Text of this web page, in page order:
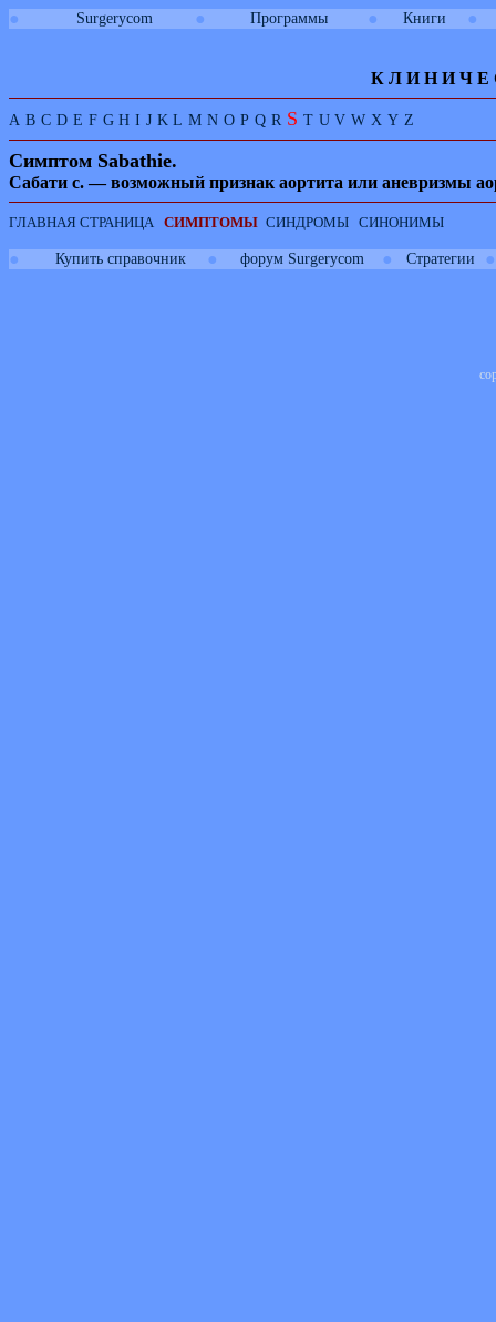
● Surgerycom ● Программы ● Книги ●
К Л И Н И Ч Е
A B C D E F G H I J K L M N O P Q R S T U V W X Y Z
Симптом Sabathie.
Сабати с. — возможный признак аортита или аневризмы
ГЛАВНАЯ СТРАНИЦА СИМПТОМЫ СИНДРОМЫ СИНОНИМЫ
● Купить справочник ● форум Surgerycom ● Стратегии ●